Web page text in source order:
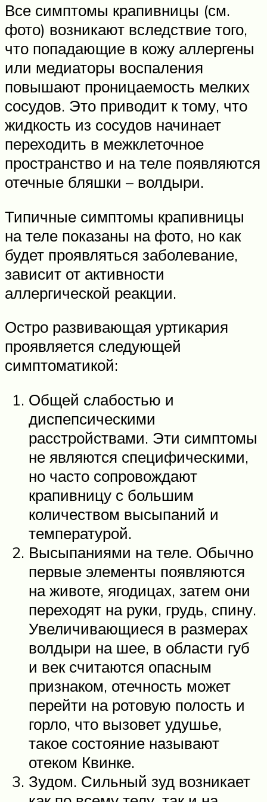
Все симптомы крапивницы (см.
фото) возникают вследствие того,
что попадающие в кожу аллергены
или медиаторы воспаления
повышают проницаемость мелких
сосудов. Это приводит к тому, что
жидкость из сосудов начинает
переходить в межклеточное
пространство и на теле появляются
отечные бляшки – волдыри.
Типичные симптомы крапивницы
на теле показаны на фото, но как
будет проявляться заболевание,
зависит от активности
аллергической реакции.
Остро развивающая уртикария
проявляется следующей
симптоматикой:
Общей слабостью и
диспепсическими
расстройствами. Эти симптомы
не являются специфическими,
но часто сопровождают
крапивницу с большим
количеством высыпаний и
температурой.
Высыпаниями на теле. Обычно
первые элементы появляются
на животе, ягодицах, затем они
переходят на руки, грудь, спину.
Увеличивающиеся в размерах
волдыри на шее, в области губ
и век считаются опасным
признаком, отечность может
перейти на ротовую полость и
горло, что вызовет удушье,
такое состояние называют
отеком Квинке.
Зудом. Сильный зуд возникает